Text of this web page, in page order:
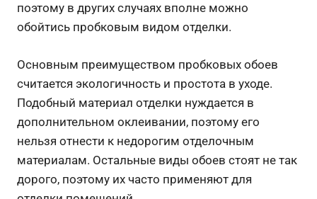
поэтому в других случаях вполне можно
обойтись пробковым видом отделки.
Основным преимуществом пробковых обоев
считается экологичность и простота в уходе.
Подобный материал отделки нуждается в
дополнительном оклеивании, поэтому его
нельзя отнести к недорогим отделочным
материалам. Остальные виды обоев стоят не так
дорого, поэтому их часто применяют для